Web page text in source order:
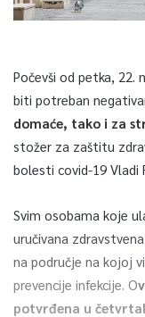
Počevši od petka, 22.
biti potreban
domaće, tako i za
stožer za zaštitu
bolesti covid-19 Vladi
Svim osobama koje
uručivana
na područje na kojoj
prevencije infekcije. O
potvrđena u